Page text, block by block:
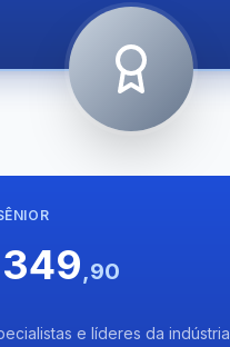
,90
e líderes da indústria